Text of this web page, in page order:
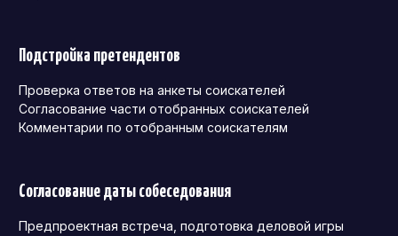
Подстройка претендентов
Проверка ответов на анкеты соискателей
Согласование части отобранных соискателей
Комментарии по отобранным соискателям
Согласование даты собеседования
Предпроектная встреча, подготовка деловой игры